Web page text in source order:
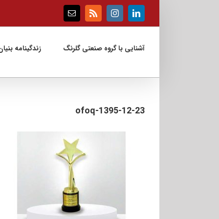
LinkedIn
Instagram
Rss
Email
آشنایی با گروه صنعتی گلرنگ زندگینامه
1395-12-23-ofoq